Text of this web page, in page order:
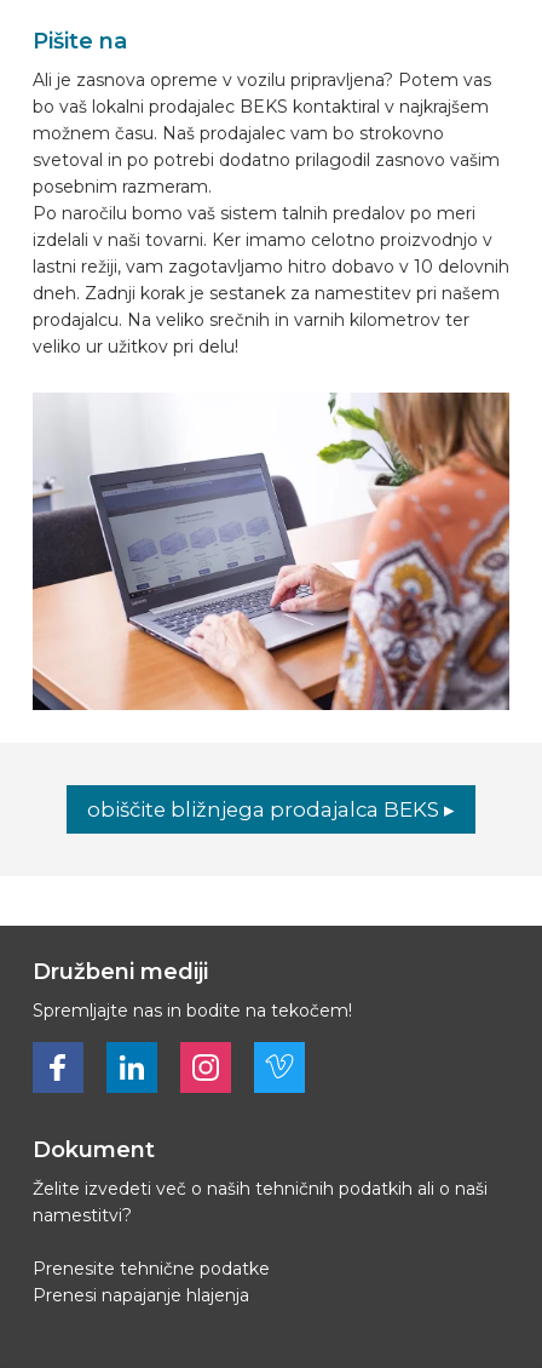
Pišite na
Ali je zasnova opreme v vozilu pripravljena? Potem vas
bo vaš lokalni prodajalec BEKS kontaktiral v najkrajšem
možnem času. Naš prodajalec vam bo strokovno
svetoval in po potrebi dodatno prilagodil zasnovo vašim
posebnim razmeram.
Po naročilu bomo vaš sistem talnih predalov po meri
izdelali v naši tovarni. Ker imamo celotno proizvodnjo v
lastni režiji, vam zagotavljamo hitro dobavo v 10 delovnih
dneh. Zadnji korak je sestanek za namestitev pri našem
prodajalcu. Na veliko srečnih in varnih kilometrov ter
veliko ur užitkov pri delu!
obiščite bližnjega prodajalca BEKS ▸
Družbeni mediji
Spremljajte nas in bodite na tekočem!
Bekijk ons op FacebookBekijk ons op LinkedInBekijk ons op LinkedInBekijk ons op Vimeo
Dokument
Želite izvedeti več o naših tehničnih podatkih ali o naši
namestitvi?
Prenesite tehnične podatke
Prenesi napajanje hlajenja